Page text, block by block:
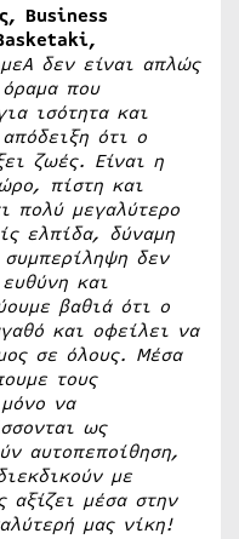
Business
δεν είναι απλώς
που
ισότητα και
ότι ο
ζωές. Είναι η
πίστη και
πολύ μεγαλύτερο
ελπίδα, δύναμη
δεν
και
βαθιά ότι ο
και οφείλει να
σε όλους. Μέσα
τους
να
ως
αυτοπεποίθηση,
με
αξίζει μέσα στην
μας νίκη!